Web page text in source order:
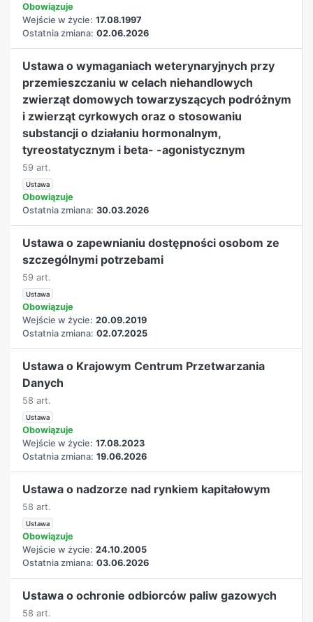
Obowiązuje
Wejście w życie: 17.08.1997
Ostatnia zmiana: 02.06.2026
Ustawa o wymaganiach weterynaryjnych przy
przemieszczaniu w celach niehandlowych
zwierząt domowych towarzyszących podróżnym
i zwierząt cyrkowych oraz o stosowaniu
substancji o działaniu hormonalnym,
tyreostatycznym i beta- -agonistycznym
59 art.
Ustawa
Obowiązuje
Ostatnia zmiana: 30.03.2026
Ustawa o zapewnianiu dostępności osobom ze
szczególnymi potrzebami
59 art.
Ustawa
Obowiązuje
Wejście w życie: 20.09.2019
Ostatnia zmiana: 02.07.2025
Ustawa o Krajowym Centrum Przetwarzania
Danych
58 art.
Ustawa
Obowiązuje
Wejście w życie: 17.08.2023
Ostatnia zmiana: 19.06.2026
Ustawa o nadzorze nad rynkiem kapitałowym
58 art.
Ustawa
Obowiązuje
Wejście w życie: 24.10.2005
Ostatnia zmiana: 03.06.2026
Ustawa o ochronie odbiorców paliw gazowych
58 art.